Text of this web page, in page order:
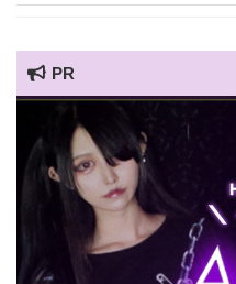
PR
HARAJUKU POP TV